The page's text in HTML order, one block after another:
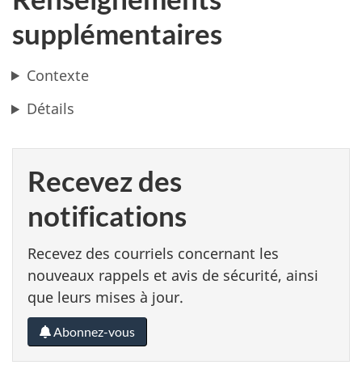
supplémentaires
Contexte
Détails
Recevez des
notifications
Recevez des courriels concernant les
nouveaux rappels et avis de sécurité, ainsi
que leurs mises à jour.
Abonnez-vous